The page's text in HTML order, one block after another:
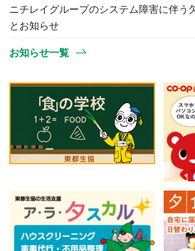
ニチレイグループのシステム障害に伴う
とお知らせ
お知らせ一覧